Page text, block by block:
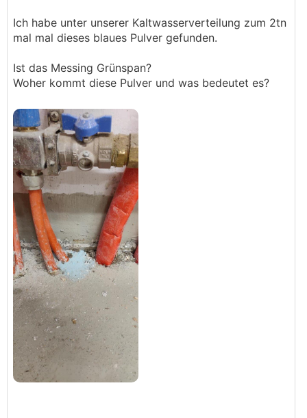
Ich habe unter unserer Kaltwasserverteilung zum 2tn
mal mal dieses blaues Pulver gefunden.
Ist das Messing Grünspan?
Woher kommt diese Pulver und was bedeutet es?